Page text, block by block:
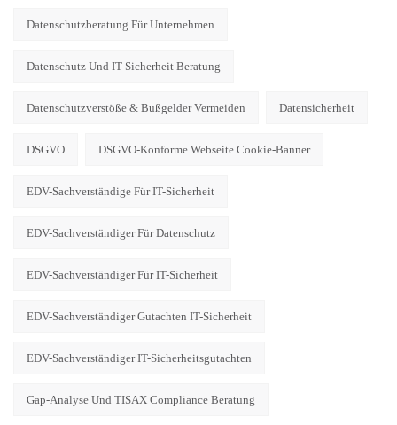
Datenschutzberatung Für Unternehmen
Datenschutz Und IT-Sicherheit Beratung
Datenschutzverstöße & Bußgelder Vermeiden Datensicherheit
DSGVO DSGVO-Konforme Webseite Cookie-Banner
EDV-Sachverständige Für IT-Sicherheit
EDV-Sachverständiger Für Datenschutz
EDV-Sachverständiger Für IT-Sicherheit
EDV-Sachverständiger Gutachten IT-Sicherheit
EDV-Sachverständiger IT-Sicherheitsgutachten
Gap-Analyse Und TISAX Compliance Beratung